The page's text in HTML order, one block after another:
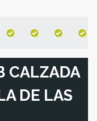
CALZADA
DE LAS